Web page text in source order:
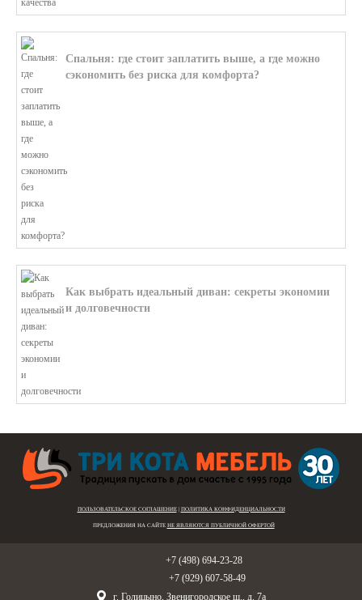
Спальня: где стоит заплатить выше, а где можно
сэкономить без риска для комфорта?
Как выбрать идеальный диван: секреты экономии
и долговечности
ПОЛЬЗОВАТЕЛЬСКОЕ СОГЛАШЕНИЕ| ПОЛИТИКА КОНФИДЕНЦИАЛЬНОСТИ
ПРЕДЛОЖЕНИЯ НА САЙТЕ НЕ ЯВЛЯЮТСЯ ПУБЛИЧНОЙ ОФЕРТОЙ
+7 (498) 694-23-28
+7 (929) 607-58-49
г. Голицыно, Звенигородское ш., д. 7а